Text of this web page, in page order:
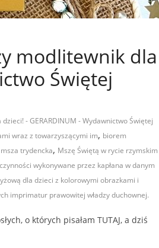
modlitewnik dla
Świętej
- GERARDINUM - Wydawnictwo Świętej
wraz z towarzyszącymi im, biorem
msza trydencka, Mszę Świętą w rycie rzymskim
wykonywane przez kapłana w danym
dla dzieci z kolorowymi obrazkami i
imprimatur prawowitej władzy duchownej.
o których pisałam TUTAJ, a dziś